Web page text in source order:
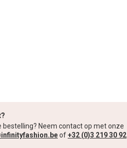
bestelling? Neem contact op met onze
of+32 (0)3 219 30 92